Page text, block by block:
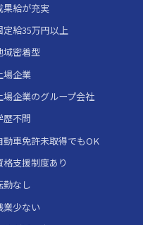
果給が充実
定給35万円以上
域密着型
場企業
場企業のグループ会社
歴不問
動車免許未取得でもOK
格支援制度あり
勤なし
業少ない